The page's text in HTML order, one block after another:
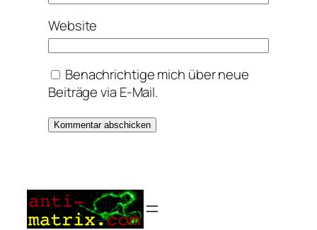
Website
Benachrichtige mich über neue
Beiträge via E-Mail.